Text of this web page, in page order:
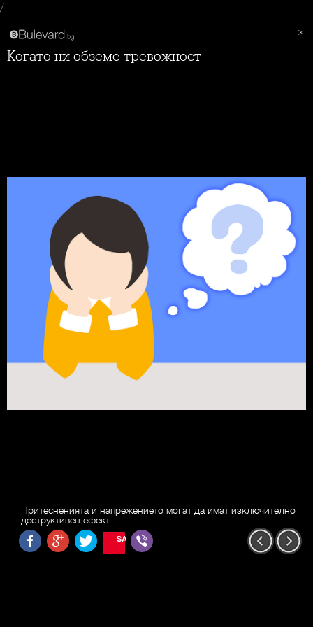
/
Когато ни обземе тревожност
Притесненията и напрежението могат да имат изключително
деструктивен ефект
SAVE